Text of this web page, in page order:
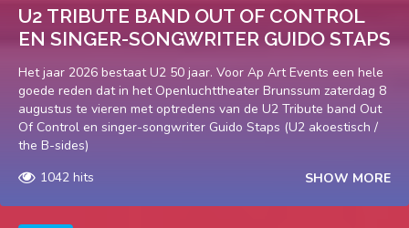
U2 TRIBUTE BAND OUT OF CONTROL
EN SINGER-SONGWRITER GUIDO STAPS
Het jaar 2026 bestaat U2 50 jaar. Voor Ap Art Events een hele
goede reden dat in het Openluchttheater Brunssum zaterdag 8
augustus te vieren met optredens van de U2 Tribute band Out
Of Control en singer-songwriter Guido Staps (U2 akoestisch /
the B-sides)
1042 hits
SHOW MORE